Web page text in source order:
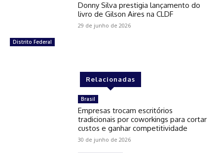
Distrito Federal
Donny Silva prestigia lançamento do
livro de Gilson Aires na CLDF
29 de junho de 2026
Relacionadas
Brasil
Empresas trocam escritórios
tradicionais por coworkings para cortar
custos e ganhar competitividade
30 de junho de 2026